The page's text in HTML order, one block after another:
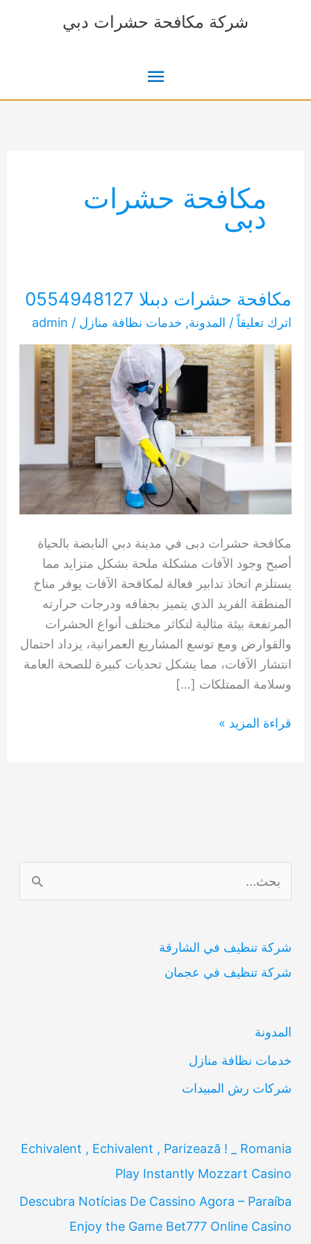
شركة مكافحة حشرات دبي
القائمة
مكافحة حشرات
دبى
مكافحة حشرات دبىلا 0554948127
اترك تعليقاً / المدونة, خدمات نظافة منازل /
admin
مكافحة حشرات دبى في مدينة دبي النابضة بالحياة
أصبح وجود الآفات مشكلة ملحة بشكل متزايد مما
يستلزم اتخاذ تدابير فعالة لمكافحة الآفات يوفر مناخ
المنطقة الفريد الذي يتميز بجفافه ودرجات حرارته
المرتفعة بيئة مثالية لتكاثر مختلف أنواع الحشرات
والقوارض ومع توسع المشاريع العمرانية، يزداد احتمال
انتشار الآفات، مما يشكل تحديات كبيرة للصحة العامة
وسلامة الممتلكات […]
مكافحة
قراءة المزيد »
ل
ح
ث
ن
شركة تنظيف في الشارقة
شركة تنظيف في عجمان
المدونة
خدمات نظافة منازل
شركات رش المبيدات
Echivalent , Echivalent , Parizează ! _ Romania
Play Instantly Mozzart Casino
Descubra Notícias De Cassino Agora – Paraíba
Enjoy the Game Bet777 Online Casino